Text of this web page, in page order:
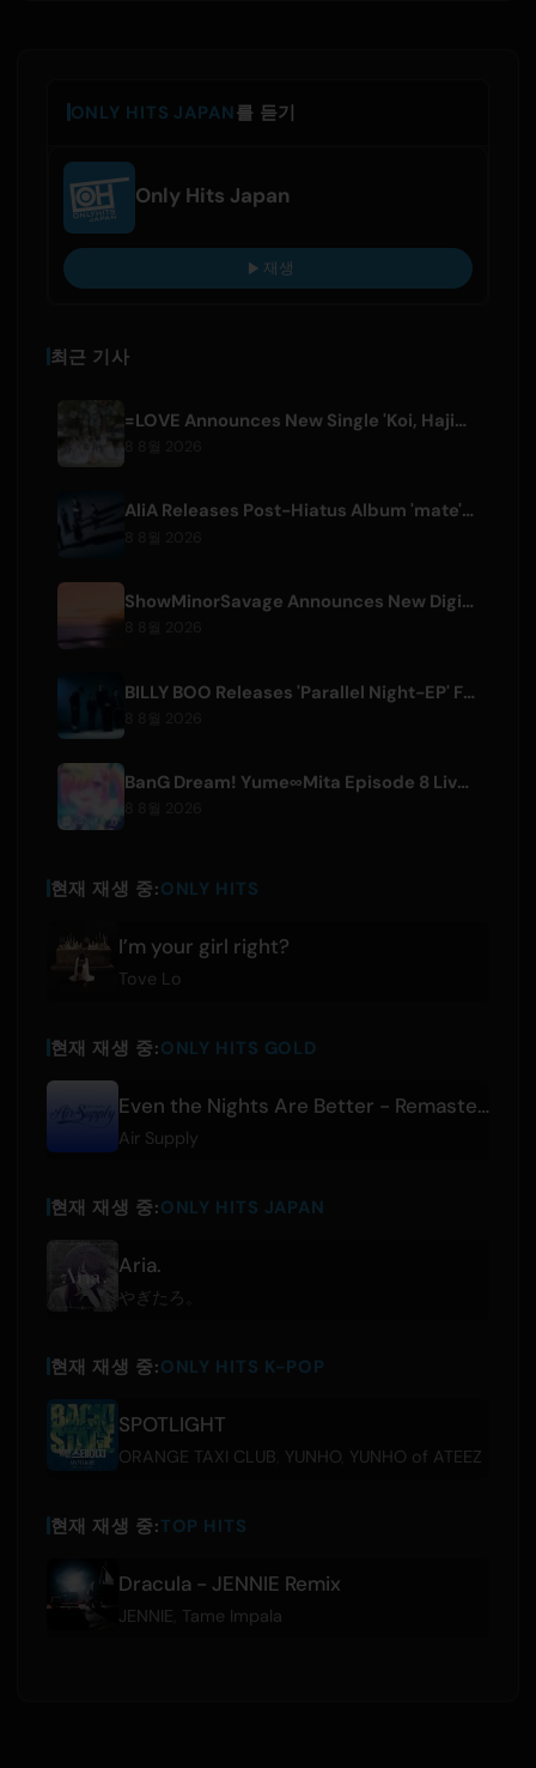
ONLY HITS JAPAN를 듣기
Only Hits Japan
재생
최근 기사
=LOVE Announces New Single 'Koi, Hajimemashita.' and Tokyo Dome Concerts
AliA Releases Post-Hiatus Album 'mate', Announces Tokyo Live
ShowMinorSavage Announces New Digital Single 'Gradation'
BILLY BOO Releases 'Parallel Night-EP' Featuring TV Drama Theme Song
BanG Dream! Yume∞Mita Episode 8 Live Clip Released
현재 재생 중:ONLY HITS
I’m your girl right?
Tove Lo
현재 재생 중:ONLY HITS GOLD
Even the Nights Are Better - Remastered
Air Supply
현재 재생 중:ONLY HITS JAPAN
Aria.
やぎたろ。
현재 재생 중:ONLY HITS K-POP
SPOTLIGHT
ORANGE TAXI CLUB YUNHO, YUNHO of ATEEZ
현재 재생 중:TOP HITS
Dracula - JENNIE Remix
JENNIE Tame Impala